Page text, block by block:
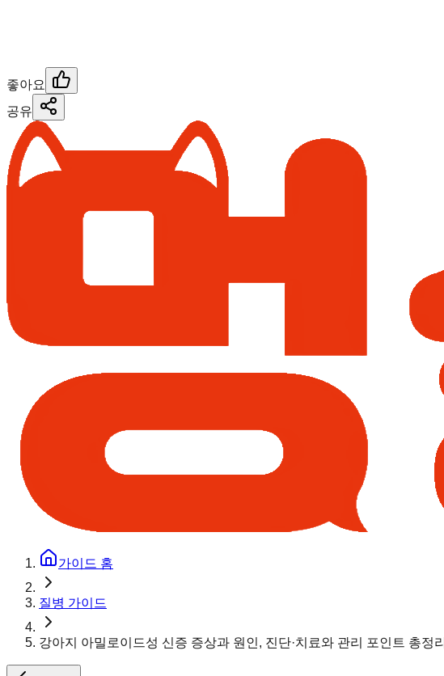
좋아요
공유
가이드 홈
질병 가이드
강아지 아밀로이드성 신증 증상과 원인, 진단·치료와 관리 포인트 총정리